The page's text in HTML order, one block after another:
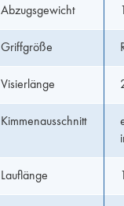
Abzugsgewicht
Griffgröße
Visierlänge
Kimmenausschnitt
Lauflänge